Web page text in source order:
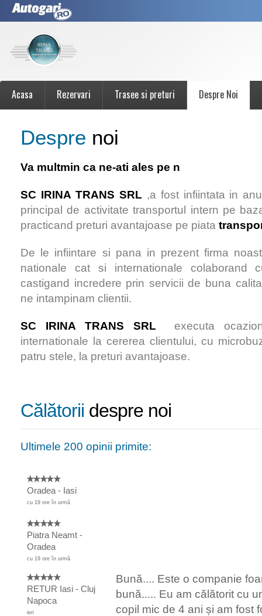
Acasa Rezervari Trasee si preturi Despre Noi
Despre noi
Va multmin ca ne-ati ales pe n
SC IRINA TRANS SRL ,a fost infiintata in
principal de activitate transportul intern pe
practicand preturi avantajoase pe piata
De le infiintare si pana in prezent firma
nationale cat si internationale colaborand
castigand incredere prin servicii de buna
ne intampinam clientii.
SC IRINA TRANS SRL executa
internationale la cererea clientului, cu
patru stele, la preturi avantajoase.
Călătorii despre noi
Ultimele 200 opinii primite:
Oradea - Iasi
cu 19 ore în urmă
Piatra Neamt -
Oradea
cu 19 ore în urmă
RETUR Iasi - Cluj
Napoca
ieri
Bună.... Este o companie
bună..... Eu am călătorit cu
copil mic de 4 ani și am fost